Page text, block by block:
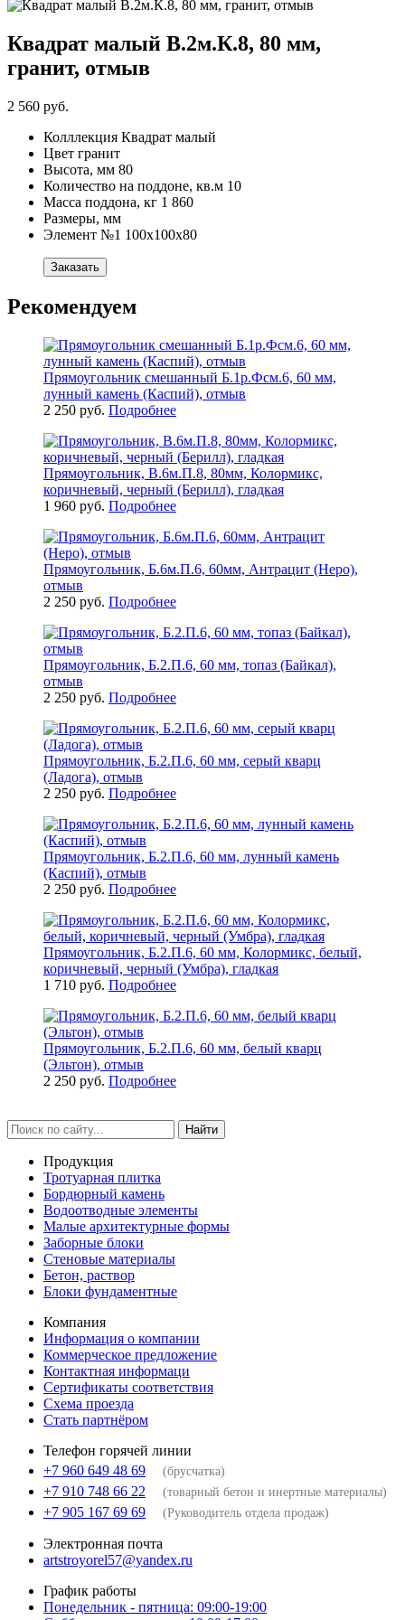
Квадрат малый В.2м.К.8, 80 мм,
гранит, отмыв
2 560 руб.
Колллекция Квадрат малый
Цвет гранит
Высота, мм 80
Количество на поддоне, кв.м 10
Масса поддона, кг 1 860
Размеры, мм
Элемент №1 100х100х80
Заказать
Рекомендуем
Прямоугольник смешанный Б.1р.Фсм.6, 60 мм,
лунный камень (Каспий), отмыв
2 250 руб. Подробнее
Прямоугольник, В.6м.П.8, 80мм, Колормикс,
коричневый, черный (Берилл), гладкая
1 960 руб. Подробнее
Прямоугольник, Б.6м.П.6, 60мм, Антрацит (Неро),
отмыв
2 250 руб. Подробнее
Прямоугольник, Б.2.П.6, 60 мм, топаз (Байкал),
отмыв
2 250 руб. Подробнее
Прямоугольник, Б.2.П.6, 60 мм, серый кварц
(Ладога), отмыв
2 250 руб. Подробнее
Прямоугольник, Б.2.П.6, 60 мм, лунный камень
(Каспий), отмыв
2 250 руб. Подробнее
Прямоугольник, Б.2.П.6, 60 мм, Колормикс, белый,
коричневый, черный (Умбра), гладкая
1 710 руб. Подробнее
Прямоугольник, Б.2.П.6, 60 мм, белый кварц
(Эльтон), отмыв
2 250 руб. Подробнее
Найти
Продукция
Тротуарная плитка
Бордюрный камень
Водоотводные элементы
Малые архитектурные формы
Заборные блоки
Стеновые материалы
Бетон, раствор
Блоки фундаментные
Компания
Информация о компании
Коммерческое предложение
Контактная информаци
Сертификаты соответствия
Схема проезда
Стать партнёром
Телефон горячей линии
+7 960 649 48 69
(брусчатка)
+7 910 748 66 22 (товарный бетон и инертные материалы)
+7 905 167 69 69 (Руководитель отдела продаж)
Электронная почта
artstroyorel57@yandex.ru
График работы
Понедельник - пятница: 09:00-19:00